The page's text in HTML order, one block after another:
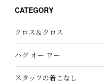
CATEGORY
クロス＆クロス
ハグ オー ワー
スタッフの着こなし